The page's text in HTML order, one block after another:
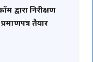
द्वारा निरीक्षण
तैयार